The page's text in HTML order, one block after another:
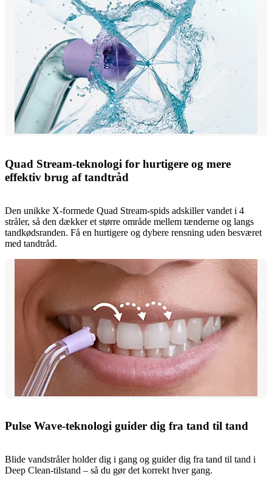
Quad Stream-teknologi for hurtigere og mere
effektiv brug af tandtråd
Den unikke X-formede Quad Stream-spids adskiller vandet i 4
stråler, så den dækker et større område mellem tænderne og langs
tandkødsranden. Få en hurtigere og dybere rensning uden besværet
med tandtråd.
Pulse Wave-teknologi guider dig fra tand til tand
Blide vandstråler holder dig i gang og guider dig fra tand til tand i
Deep Clean-tilstand – så du gør det korrekt hver gang.